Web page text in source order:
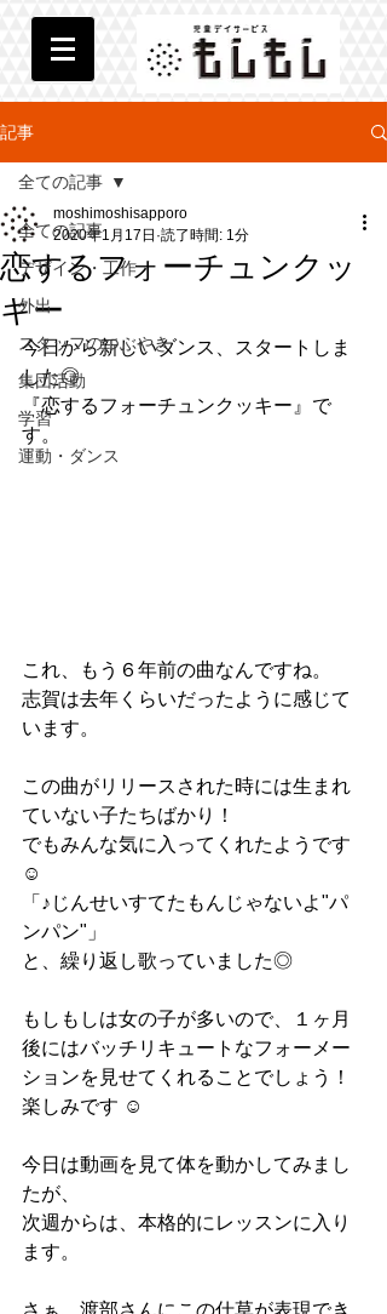
記事
全ての記事
デザイン・工作
外出
スタッフのつぶやき
集団活動
学習
運動・ダンス
全ての記事
恋するフォーチュンクッ
キー
moshimoshisapporo
2020年1月17日 読了時間: 1分
今日から新しいダンス、スタートしま
した◎
『恋するフォーチュンクッキー』で
す。
これ、もう６年前の曲なんですね。
志賀は去年くらいだったように感じて
います。
この曲がリリースされた時には生まれ
ていない子たちばかり！
でもみんな気に入ってくれたようです
☺︎
「♪じんせいすてたもんじゃないよ"パ
ンパン"」
と、繰り返し歌っていました◎
もしもしは女の子が多いので、１ヶ月
後にはバッチリキュートなフォーメー
ションを見せてくれることでしょう！
楽しみです ☺︎
今日は動画を見て体を動かしてみまし
たが、
次週からは、本格的にレッスンに入り
ます。
さぁ、渡部さんにこの仕草が表現でき